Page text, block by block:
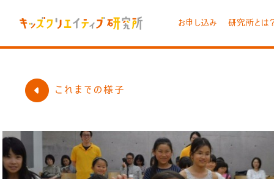
お申し込み 研究所とは
これまでの様子